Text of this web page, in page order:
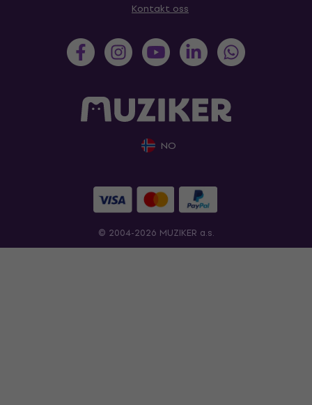
Kontakt oss
NO
© 2004-2026 MUZIKER a.s.